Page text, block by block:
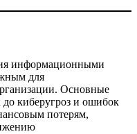
информационными
для
Основные
киберугроз и ошибок
потерям,